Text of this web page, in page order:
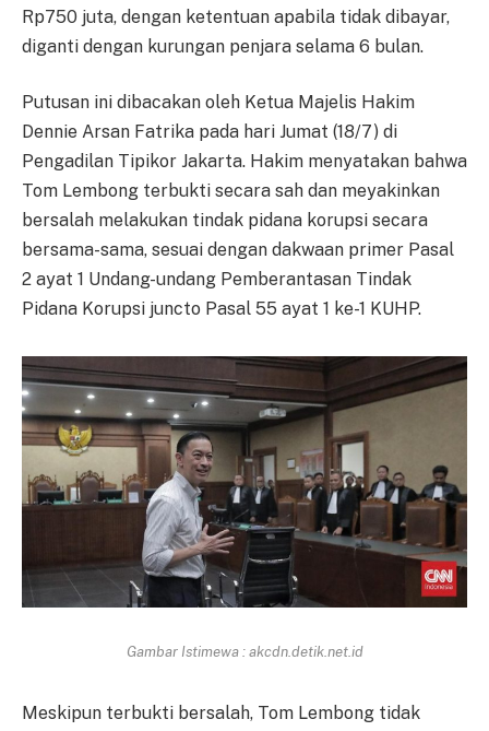
Rp750 juta, dengan ketentuan apabila tidak dibayar,
diganti dengan kurungan penjara selama 6 bulan.
Putusan ini dibacakan oleh Ketua Majelis Hakim
Dennie Arsan Fatrika pada hari Jumat (18/7) di
Pengadilan Tipikor Jakarta. Hakim menyatakan bahwa
Tom Lembong terbukti secara sah dan meyakinkan
bersalah melakukan tindak pidana korupsi secara
bersama-sama, sesuai dengan dakwaan primer Pasal
2 ayat 1 Undang-undang Pemberantasan Tindak
Pidana Korupsi juncto Pasal 55 ayat 1 ke-1 KUHP.
Gambar Istimewa : akcdn.detik.net.id
Meskipun terbukti bersalah, Tom Lembong tidak